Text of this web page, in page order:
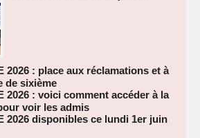
2026 : place aux réclamations et à
de sixième
2026 : voici comment accéder à la
voir les admis
2026 disponibles ce lundi 1er juin